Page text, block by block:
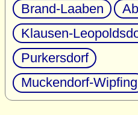
Brand-Laaben
Klausen-
Purkersdorf
Muckendorf-Wipfing